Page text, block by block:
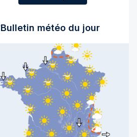
Bulletin météo du jour